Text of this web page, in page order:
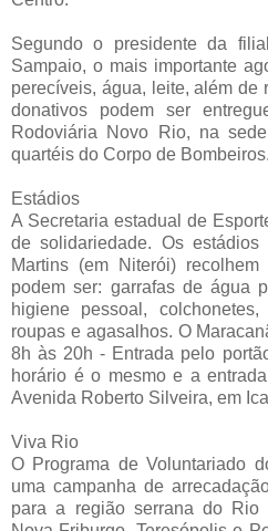
Segundo o presidente da
Sampaio, o mais importante
perecíveis, água, leite, além de
donativos podem ser
Rodoviária Novo Rio, na
quartéis do Corpo de Bombeiros.
Estádios
A Secretaria estadual de
de solidariedade. Os
Martins (em Niterói)
podem ser: garrafas de água
higiene pessoal,
roupas e agasalhos. O
8h às 20h - Entrada pelo
horário é o mesmo e a
Avenida Roberto Silveira, em
Viva Rio
O Programa de Voluntariado
uma campanha de
para a região serrana do Rio